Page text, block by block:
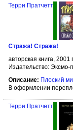
Терри Пратчетт
Стража! Стража!
авторская книга, 2001
Издательство: Эксмо-
Описание: Плоский
В оформлении
Терри Пратчетт